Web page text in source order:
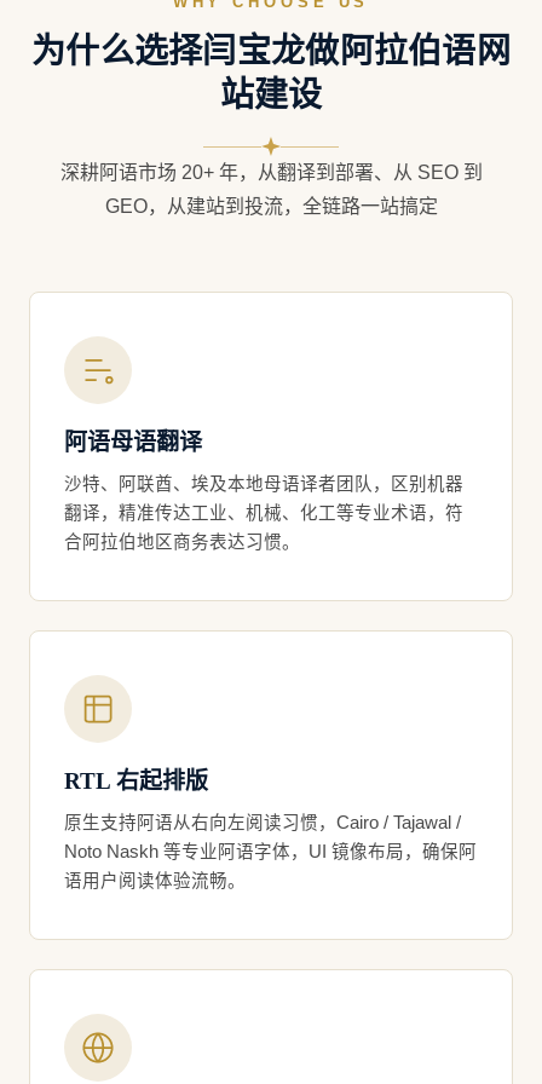
为什么选择闫宝龙做阿拉伯语网
站建设
深耕阿语市场 20+ 年，从翻译到部署、从 SEO 到
GEO，从建站到投流，全链路一站搞定
阿语母语翻译
沙特、阿联酋、埃及本地母语译者团队，区别机器
翻译，精准传达工业、机械、化工等专业术语，符
合阿拉伯地区商务表达习惯。
RTL 右起排版
原生支持阿语从右向左阅读习惯，Cairo / Tajawal /
Noto Naskh 等专业阿语字体，UI 镜像布局，确保阿
语用户阅读体验流畅。